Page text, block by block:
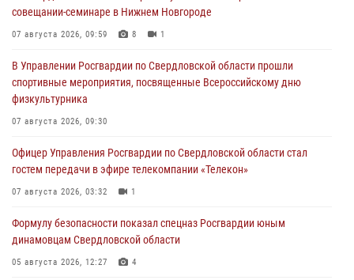
совещании-семинаре в Нижнем Новгороде
07 августа 2026, 09:59 8 1
В Управлении Росгвардии по Свердловской области прошли
спортивные мероприятия, посвященные Всероссийскому дню
физкультурника
07 августа 2026, 09:30
Офицер Управления Росгвардии по Свердловской области стал
гостем передачи в эфире телекомпании «Телекон»
07 августа 2026, 03:32 1
Формулу безопасности показал спецназ Росгвардии юным
динамовцам Свердловской области
05 августа 2026, 12:27 4